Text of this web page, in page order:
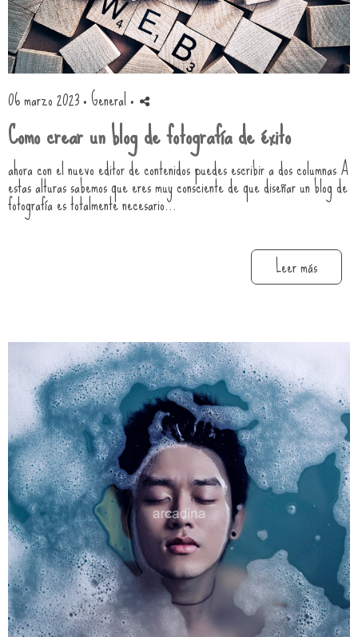
06 marzo 2023 ·General·
Como crear un blog de fotografía de éxito
ahora con el nuevo editor de contenidos puedes escribir a dos columnas A
estas alturas sabemos que eres muy consciente de que diseñar un blog de
fotografía es totalmente necesario...
Leer más